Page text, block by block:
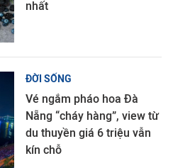
nhất
ĐỜI SỐNG
Vé ngắm pháo hoa Đà
Nẵng “cháy hàng”, view từ
du thuyền giá 6 triệu vẫn
kín chỗ